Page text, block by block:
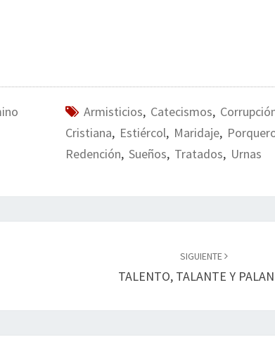
Armisticios, Catecismos,
Cristiana, Estiércol, Maridaje,
Redención, Sueños, Tratados, Urnas
SIGUIENTE
TALENTO, TALANTE Y